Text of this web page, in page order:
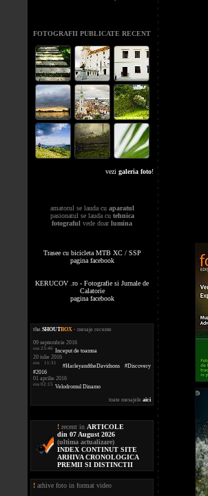
FOTOGRAFII PUBLICATE RECENT
vezi galeria foto!
amatorul se lauda cu aparatul
pasionatul se lauda cu tehnica
fotograful vede doarlumina
Trasee cu bicicleta MTB XC / SSP
pagina facebook
KERUCOV .ro - Fotografie si Jurnale de
Calatorie
pagina facebook
the.SHOUTBOX - mesaje recente
09 septembrie 2016
ora 23:46 Inceput de toamna
20 iulie 2016
ora 11:31
#HarleyandtheDavidsons #Discovery
#2016
01 aprilie 2016
ora 02:15 Velodromul Dinamo
toate mesajele aici
! recent in ARTICOLE
din 07 August 2026
(ultima actualizare)
INDEX CONTINUT SITE
ARHIVA CRONOLOGICA
PREMII SI DISTINCTII
! arhive foto in format video